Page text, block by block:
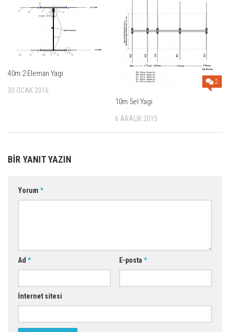
40m 2 Eleman Yagi
30 OCAK 2016
2
10m 5el Yagi
6 ARALIK 2015
BIR YANIT YAZIN
Yorum *
Ad * E-posta *
İnternet sitesi